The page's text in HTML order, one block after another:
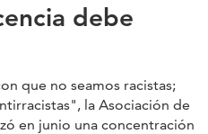
debe
que no seamos racistas;
la Asociación de
en junio una concentración